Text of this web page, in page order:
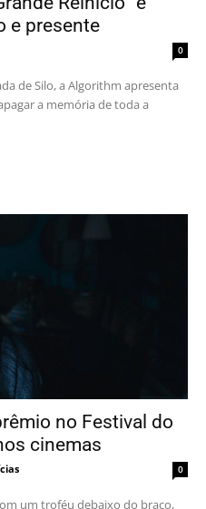
e presente
0
de Silo, a Algorithm apresenta
a memória de toda a
no Festival do
cinemas
0
um troféu debaixo do braço,